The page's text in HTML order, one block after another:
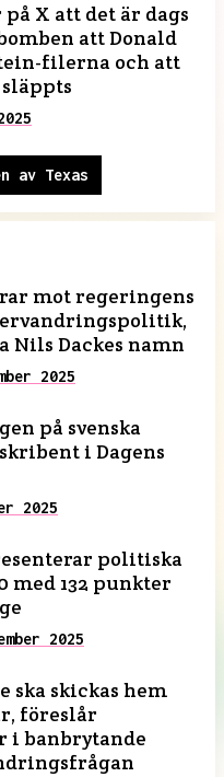
X att det är dags
att Donald
filerna och att
av Texas
mot regeringens
Nils Dackes namn
2025
på svenska
i Dagens
2025
politiska
med 132 punkter
2025
ska skickas hem
föreslår
i banbrytande